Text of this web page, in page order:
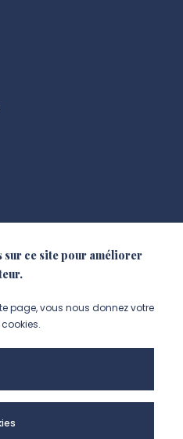
instagram
sur linkedin
nous sur
sur ce site pour améliorer
page, vous nous donnez votre